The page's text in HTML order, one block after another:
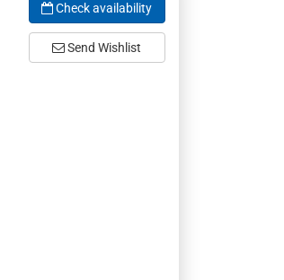
Check availability
Send Wishlist